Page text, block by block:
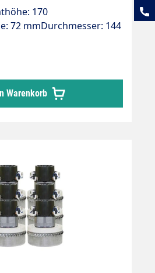
170
72 mmDurchmesser: 144
50 Hz.Typ: UniversalKabel
"B"
Warenkorb